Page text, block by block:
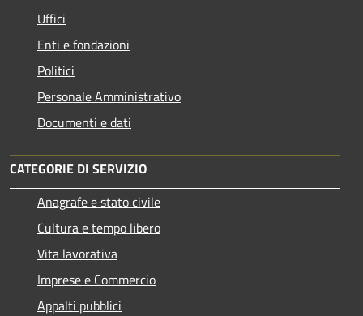
Uffici
Enti e fondazioni
Politici
Personale Amministrativo
Documenti e dati
CATEGORIE DI SERVIZIO
Anagrafe e stato civile
Cultura e tempo libero
Vita lavorativa
Imprese e Commercio
Appalti pubblici